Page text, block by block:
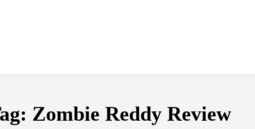
Zombie Reddy Review